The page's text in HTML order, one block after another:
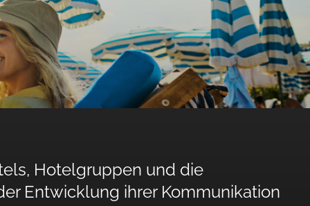
Hotelgruppen und die
Entwicklung ihrer Kommunikation